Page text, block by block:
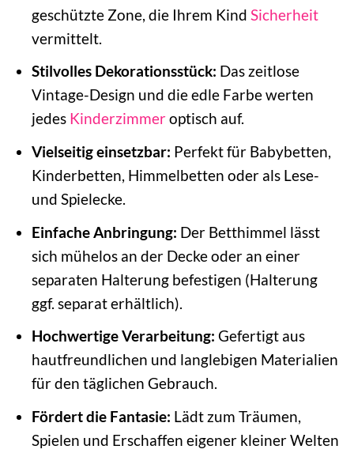
geschützte Zone, die Ihrem Kind Sicherheit
vermittelt.
Stilvolles Dekorationsstück: Das zeitlose
Vintage-Design und die edle Farbe werten
jedes Kinderzimmeroptisch auf.
Vielseitig einsetzbar: Perfekt für Babybetten,
Kinderbetten, Himmelbetten oder als Lese-
und Spielecke.
Einfache Anbringung: Der Betthimmel lässt
sich mühelos an der Decke oder an einer
separaten Halterung befestigen (Halterung
ggf. separat erhältlich).
Hochwertige Verarbeitung: Gefertigt aus
hautfreundlichen und langlebigen Materialien
für den täglichen Gebrauch.
Fördert die Fantasie: Lädt zum Träumen,
Spielen und Erschaffen eigener kleiner Welten